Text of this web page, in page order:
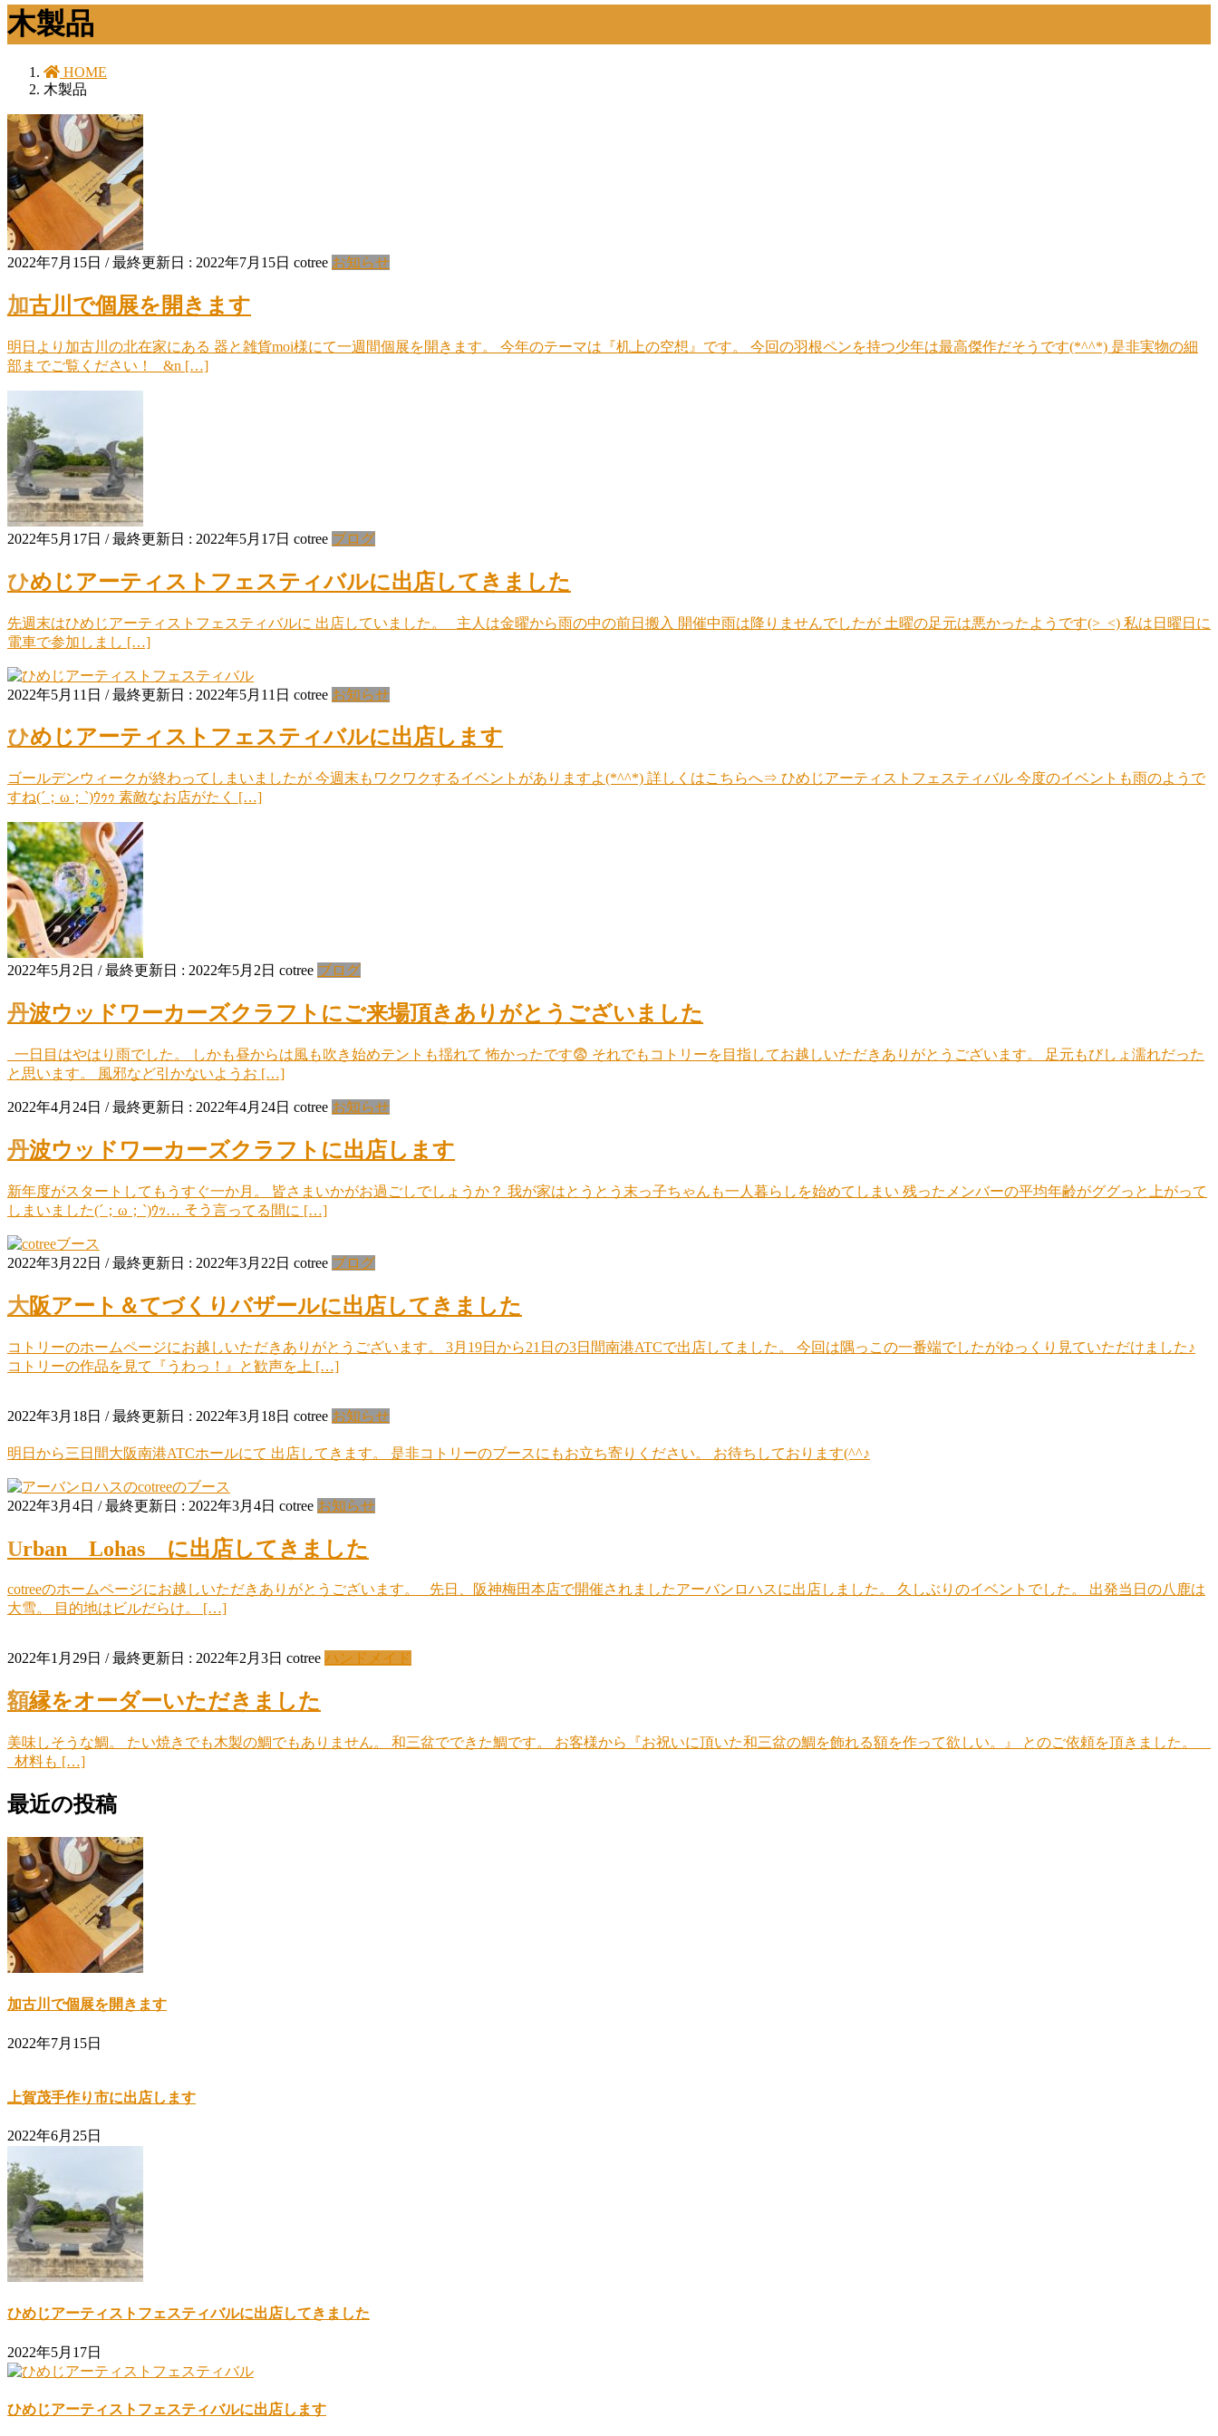
木製品
HOME
木製品
2022年7月15日 / 最終更新日 : 2022年7月15日 cotree お知らせ
加古川で個展を開きます
明日より加古川の北在家にある 器と雑貨moi様にて一週間個展を開きます。 今年のテーマは『机上の空想』です。 今回の羽根ペンを持つ少年は最高傑作だそうです(*^^*) 是非実物の細
部までご覧ください！ &n […]
2022年5月17日 / 最終更新日 : 2022年5月17日 cotree ブログ
ひめじアーティストフェスティバルに出店してきました
先週末はひめじアーティストフェスティバルに 出店していました。 主人は金曜から雨の中の前日搬入 開催中雨は降りませんでしたが 土曜の足元は悪かったようです(>_<) 私は日曜日に
電車で参加しまし […]
2022年5月11日 / 最終更新日 : 2022年5月11日 cotree お知らせ
ひめじアーティストフェスティバルに出店します
ゴールデンウィークが終わってしまいましたが 今週末もワクワクするイベントがありますよ(*^^*) 詳しくはこちらへ⇒ ひめじアーティストフェスティバル 今度のイベントも雨のようで
すね(´；ω；`)ｳｩｩ 素敵なお店がたく […]
2022年5月2日 / 最終更新日 : 2022年5月2日 cotree ブログ
丹波ウッドワーカーズクラフトにご来場頂きありがとうございました
一日目はやはり雨でした。 しかも昼からは風も吹き始めテントも揺れて 怖かったです😨 それでもコトリーを目指してお越しいただきありがとうございます。 足元もびしょ濡れだった
と思います。 風邪など引かないようお […]
2022年4月24日 / 最終更新日 : 2022年4月24日 cotree お知らせ
丹波ウッドワーカーズクラフトに出店します
新年度がスタートしてもうすぐ一か月。 皆さまいかがお過ごしでしょうか？ 我が家はとうとう末っ子ちゃんも一人暮らしを始めてしまい 残ったメンバーの平均年齢がググっと上がって
しまいました(´；ω；`)ｳｯ… そう言ってる間に […]
2022年3月22日 / 最終更新日 : 2022年3月22日 cotree ブログ
大阪アート＆てづくりバザールに出店してきました
コトリーのホームページにお越しいただきありがとうございます。 3月19日から21日の3日間南港ATCで出店してました。 今回は隅っこの一番端でしたがゆっくり見ていただけました♪
コトリーの作品を見て『うわっ！』と歓声を上 […]
2022年3月18日 / 最終更新日 : 2022年3月18日 cotree お知らせ
明日から三日間大阪南港ATCホールにて 出店してきます。 是非コトリーのブースにもお立ち寄りください。 お待ちしております(^^♪
2022年3月4日 / 最終更新日 : 2022年3月4日 cotree お知らせ
Urban Lohas に出店してきました
cotreeのホームページにお越しいただきありがとうございます。 先日、阪神梅田本店で開催されましたアーバンロハスに出店しました。 久しぶりのイベントでした。 出発当日の八鹿は
大雪。 目的地はビルだらけ。 […]
2022年1月29日 / 最終更新日 : 2022年2月3日 cotree ハンドメイド
額縁をオーダーいただきました
美味しそうな鯛。 たい焼きでも木製の鯛でもありません。 和三盆でできた鯛です。 お客様から『お祝いに頂いた和三盆の鯛を飾れる額を作って欲しい。』 とのご依頼を頂きました。
材料も […]
最近の投稿
加古川で個展を開きます
2022年7月15日
上賀茂手作り市に出店します
2022年6月25日
ひめじアーティストフェスティバルに出店してきました
2022年5月17日
ひめじアーティストフェスティバルに出店します